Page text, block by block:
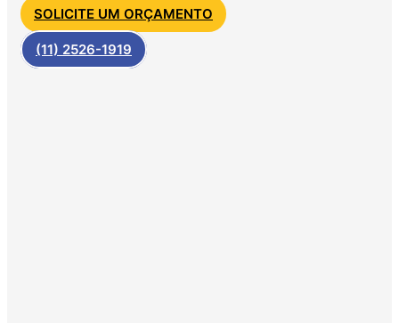
SOLICITE UM ORÇAMENTO
(11) 2526-1919